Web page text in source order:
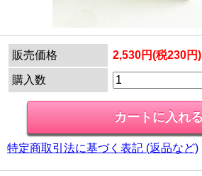
販売価格 2,530円(税230円)
購入数
特定商取引法に基づく表記 (返品など)